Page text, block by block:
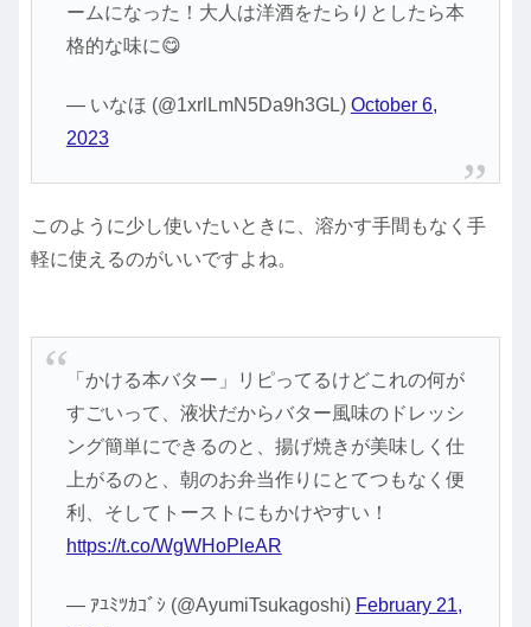
ームになった！大人は洋酒をたらりとしたら本
格的な味に😋
— いなほ (@1xrlLmN5Da9h3GL) October 6,
2023
このように少し使いたいときに、溶かす手間もなく手
軽に使えるのがいいですよね。
「かける本バター」リピってるけどこれの何が
すごいって、液状だからバター風味のドレッシ
ング簡単にできるのと、揚げ焼きが美味しく仕
上がるのと、朝のお弁当作りにとてつもなく便
利、そしてトーストにもかけやすい！
https://t.co/WgWHoPleAR
— ｱﾕﾐﾂｶｺﾞｼ (@AyumiTsukagoshi) February 21,